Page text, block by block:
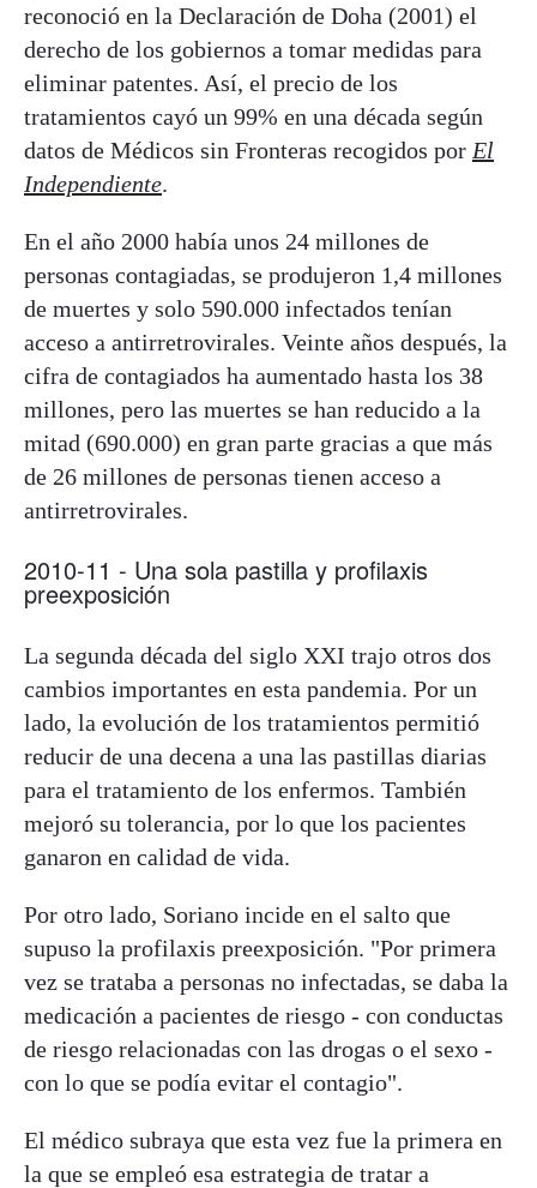
reconoció en la Declaración de Doha (2001) el
derecho de los gobiernos a tomar medidas para
eliminar patentes. Así, el precio de los
tratamientos cayó un 99% en una década según
datos de Médicos sin Fronteras recogidos por El
Independiente.
En el año 2000 había unos 24 millones de
personas contagiadas, se produjeron 1,4 millones
de muertes y solo 590.000 infectados tenían
acceso a antirretrovirales. Veinte años después, la
cifra de contagiados ha aumentado hasta los 38
millones, pero las muertes se han reducido a la
mitad (690.000) en gran parte gracias a que más
de 26 millones de personas tienen acceso a
antirretrovirales.
2010-11 - Una sola pastilla y profilaxis
preexposición
La segunda década del siglo XXI trajo otros dos
cambios importantes en esta pandemia. Por un
lado, la evolución de los tratamientos permitió
reducir de una decena a una las pastillas diarias
para el tratamiento de los enfermos. También
mejoró su tolerancia, por lo que los pacientes
ganaron en calidad de vida.
Por otro lado, Soriano incide en el salto que
supuso la profilaxis preexposición. "Por primera
vez se trataba a personas no infectadas, se daba la
medicación a pacientes de riesgo - con conductas
de riesgo relacionadas con las drogas o el sexo -
con lo que se podía evitar el contagio".
El médico subraya que esta vez fue la primera en
la que se empleó esa estrategia de tratar a